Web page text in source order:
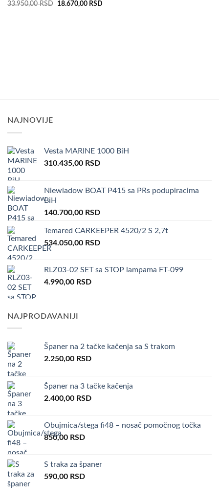
33.950,00RSD
Original
18.670,00 RSDCurrent
NAJNOVIJE
Vesta MARINE 1000 BiH
310.435,00 RSD
Niewiadow BOAT P415 sa PRs podupiracima
BiH
140.700,00 RSD
Temared CARKEEPER 4520/2 S 2,7t
534.050,00 RSD
RLZ03-02 SET sa STOP lampama FT-099
4.990,00 RSD
NAJPRODAVANIJI
Španer na 2 tačke kačenja sa S trakom
2.250,00 RSD
Španer na 3 tačke kačenja
2.400,00 RSD
Obujmica/stega fi48 – nosač pomočnog točka
850,00 RSD
S traka za španer
590,00 RSD